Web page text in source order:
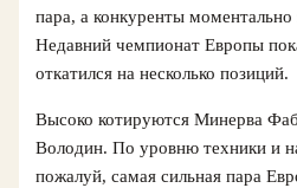
пара, а конкуренты моментально
Недавний чемпионат Европы
откатился на несколько позиций.
Высоко котируются Минерва
Володин. По уровню техники и
пожалуй, самая сильная пара